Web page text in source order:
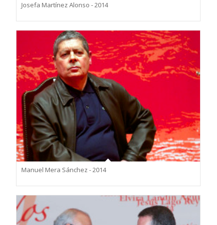
Josefa Martínez Alonso - 2014
Manuel Mera Sánchez - 2014